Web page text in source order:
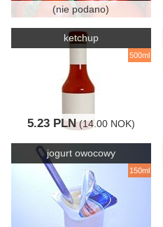
(nie podano)
ketchup
500ml
5.23 PLN(14.00 NOK)
jogurt owocowy
150ml